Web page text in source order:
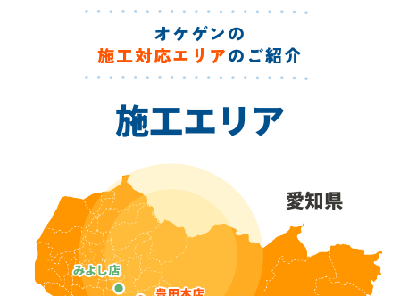
オケゲンの
施工対応エリアのご紹介
施工エリア